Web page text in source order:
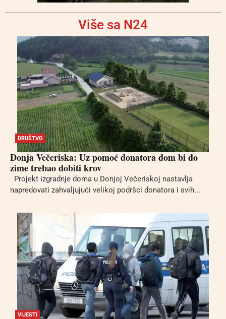
Više sa N24
DRUŠTVO
Donja Večeriska: Uz pomoć donatora dom bi do
zime trebao dobiti krov
Projekt izgradnje doma u Donjoj Večeriskoj nastavlja
napredovati zahvaljujući velikoj podršci donatora i svih...
VIJESTI